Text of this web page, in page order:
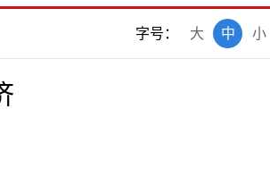
字号： 小
中
大